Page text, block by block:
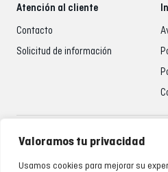
Valoramos tu privacidad
Usamos cookies para mejorar su
Atención al cliente
Contacto
Solicitud de información
Atención al cliente